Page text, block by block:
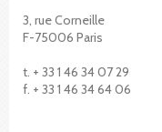
3, rue Corneille
F-75006 Paris
t. + 33 1 46 34 07 29
f. + 33 1 46 34 64 06